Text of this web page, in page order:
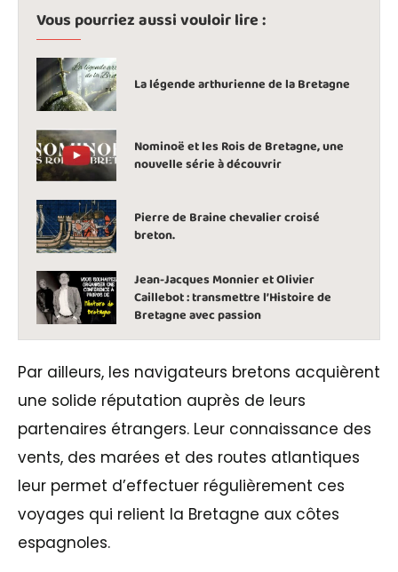
Vous pourriez aussi vouloir lire :
La légende arthurienne de la Bretagne
Nominoë et les Rois de Bretagne, une
nouvelle série à découvrir
Pierre de Braine chevalier croisé
breton.
Jean-Jacques Monnier et Olivier
Caillebot : transmettre l’Histoire de
Bretagne avec passion
Par ailleurs, les navigateurs bretons acquièrent
une solide réputation auprès de leurs
partenaires étrangers. Leur connaissance des
vents, des marées et des routes atlantiques
leur permet d’effectuer régulièrement ces
voyages qui relient la Bretagne aux côtes
espagnoles.